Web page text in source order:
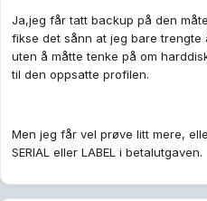
Ja,jeg får tatt backup på den
fikse det sånn at jeg bare trengte
uten å måtte tenke på om
til den oppsatte profilen.
Men jeg får vel prøve litt mere,
SERIAL eller LABEL i betalutgaven.